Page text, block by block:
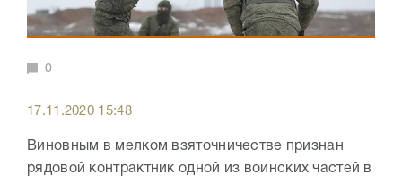
0
17.11.2020 15:48
Виновным в мелком взяточничестве признан
рядовой контрактник одной из воинских частей в